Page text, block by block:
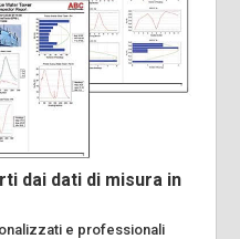
dai dati di misura in
e professionali